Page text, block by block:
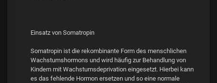
Einsatz von Somatropin
Somatropin ist die rekombinante Form des menschlichen
Wachstumshormons und wird häufig zur Behandlung von
Kindern mit Wachstumsdeprivation eingesetzt. Hierbei kann
es das fehlende Hormon ersetzen und so eine normale